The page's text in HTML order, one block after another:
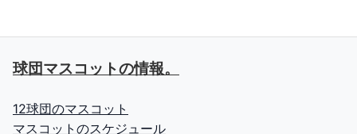
球団マスコットの情報。
12球団のマスコット
マスコットのスケジュール